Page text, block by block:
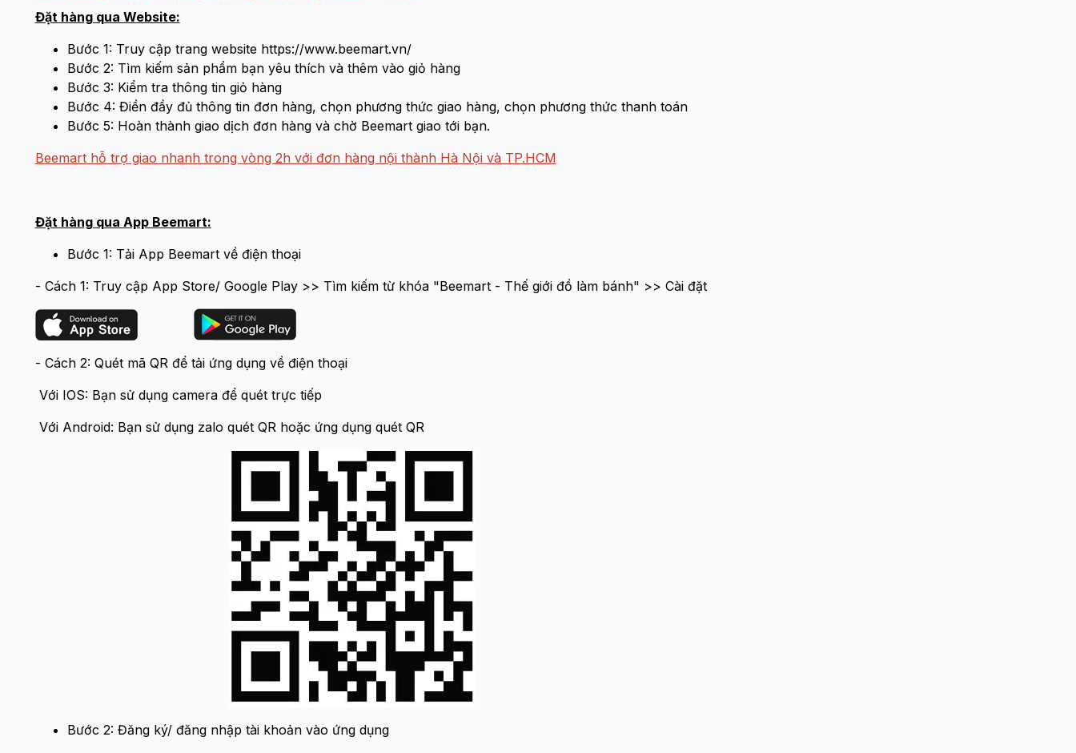
Đặt hàng qua Website:
Bước 1: Truy cập trang website https://www.beemart.vn/
Bước 2: Tìm kiếm sản phẩm bạn yêu thích và thêm vào giỏ hàng
Bước 3: Kiểm tra thông tin giỏ hàng
Bước 4: Điền đầy đủ thông tin đơn hàng, chọn phương thức giao hàng, chọn phương thức thanh toán
Bước 5: Hoàn thành giao dịch đơn hàng và chờ Beemart giao tới bạn.
Beemart hỗ trợ giao nhanh trong vòng 2h với đơn hàng nội thành Hà Nội và TP.HCM
Đặt hàng qua App Beemart:
Bước 1: Tải App Beemart về điện thoại
- Cách 1: Truy cập App Store/ Google Play >> Tìm kiếm từ khóa "Beemart - Thế giới đồ làm bánh" >> Cài đặt
- Cách 2: Quét mã QR để tải ứng dụng về điện thoại
Với IOS: Bạn sử dụng camera để quét trực tiếp
Với Android: Bạn sử dụng zalo quét QR hoặc ứng dụng quét QR
Bước 2: Đăng ký/ đăng nhập tài khoản vào ứng dụng